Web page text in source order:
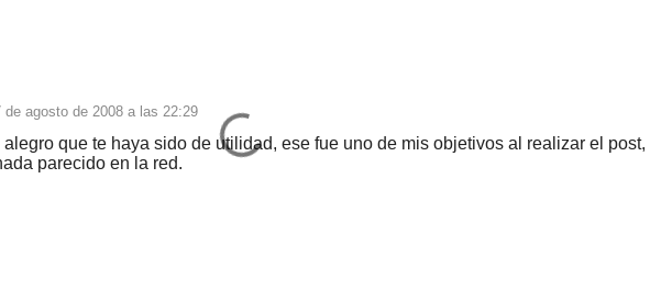
de agosto de 2008 a las 22:29
que te haya sido de utilidad, ese fue uno de mis objetivos al realizar el post,
parecido en la red.